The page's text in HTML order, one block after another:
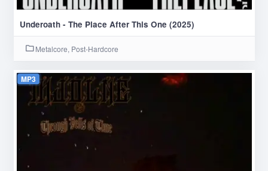
Underoath - The Place After This One (2025)
Metalcore, Post-Hardcore
MP3